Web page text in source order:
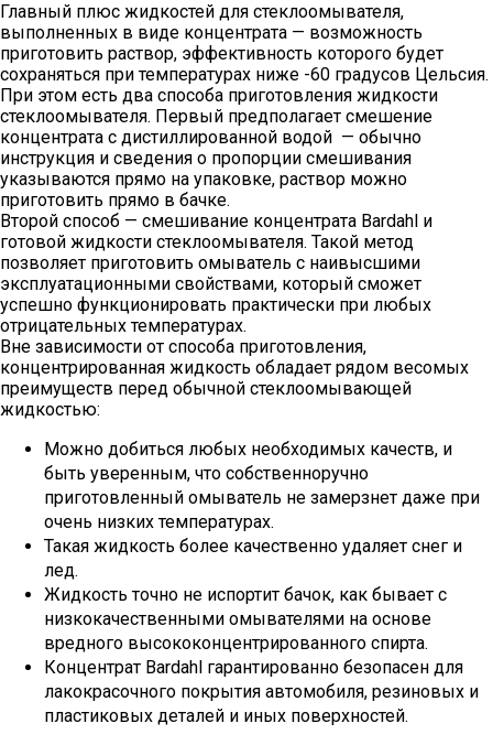
Главный плюс жидкостей для стеклоомывателя,
выполненных в виде концентрата — возможность
приготовить раствор, эффективность которого будет
сохраняться при температурах ниже -60 градусов Цельсия.
При этом есть два способа приготовления жидкости
стеклоомывателя. Первый предполагает смешение
концентрата с дистиллированной водой — обычно
инструкция и сведения о пропорции смешивания
указываются прямо на упаковке, раствор можно
приготовить прямо в бачке.
Второй способ — смешивание концентрата Bardahl и
готовой жидкости стеклоомывателя. Такой метод
позволяет приготовить омыватель с наивысшими
эксплуатационными свойствами, который сможет
успешно функционировать практически при любых
отрицательных температурах.
Вне зависимости от способа приготовления,
концентрированная жидкость обладает рядом весомых
преимуществ перед обычной стеклоомывающей
жидкостью:
Можно добиться любых необходимых качеств, и
быть уверенным, что собственноручно
приготовленный омыватель не замерзнет даже при
очень низких температурах.
Такая жидкость более качественно удаляет снег и
лед.
Жидкость точно не испортит бачок, как бывает с
низкокачественными омывателями на основе
вредного высококонцентрированного спирта.
Концентрат Bardahl гарантированно безопасен для
лакокрасочного покрытия автомобиля, резиновых и
пластиковых деталей и иных поверхностей.